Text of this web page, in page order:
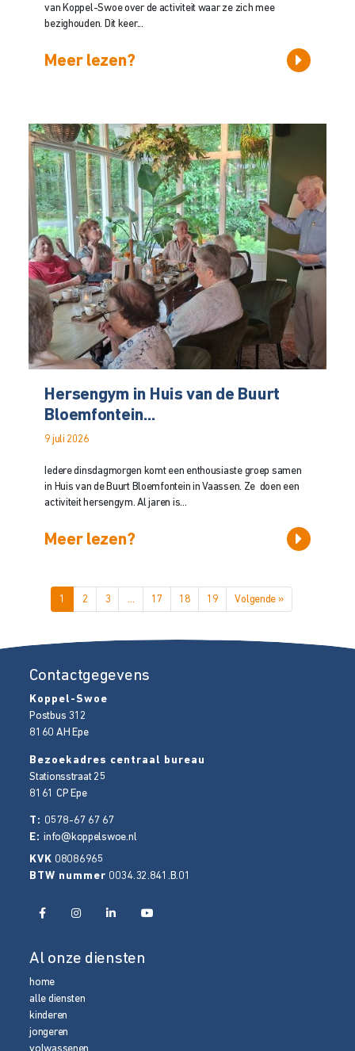
van Koppel-Swoe over de activiteit waar ze zich mee
bezighouden. Dit keer...
Meer lezen?
Hersengym in Huis van de Buurt
Bloemfontein...
9 juli 2026
Iedere dinsdagmorgen komt een enthousiaste groep samen
in Huis van de Buurt Bloemfontein in Vaassen. Ze doen een
activiteit hersengym. Al jaren is...
Meer lezen?
1 2 3 … 17 18 19 Volgende »
Contactgegevens
Koppel-Swoe
Postbus 312
8160 AH Epe
Bezoekadres centraal bureau
Stationsstraat 25
8161 CP Epe
T: 0578-67 67 67
E:info@koppelswoe.nl
KVK 08086965
BTW nummer 0034.32.841.B.01
Al onze diensten
home
alle diensten
kinderen
jongeren